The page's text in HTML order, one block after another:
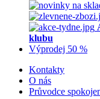
klubu
Výprodej 50 %
Kontakty
O nás
Průvodce